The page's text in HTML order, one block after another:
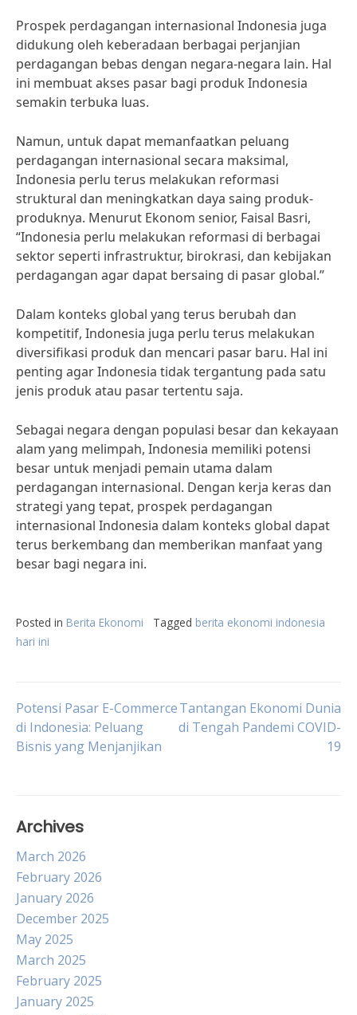
Prospek perdagangan internasional Indonesia juga
didukung oleh keberadaan berbagai perjanjian
perdagangan bebas dengan negara-negara lain. Hal
ini membuat akses pasar bagi produk Indonesia
semakin terbuka luas.
Namun, untuk dapat memanfaatkan peluang
perdagangan internasional secara maksimal,
Indonesia perlu terus melakukan reformasi
struktural dan meningkatkan daya saing produk-
produknya. Menurut Ekonom senior, Faisal Basri,
“Indonesia perlu melakukan reformasi di berbagai
sektor seperti infrastruktur, birokrasi, dan kebijakan
perdagangan agar dapat bersaing di pasar global.”
Dalam konteks global yang terus berubah dan
kompetitif, Indonesia juga perlu terus melakukan
diversifikasi produk dan mencari pasar baru. Hal ini
penting agar Indonesia tidak tergantung pada satu
jenis produk atau pasar tertentu saja.
Sebagai negara dengan populasi besar dan kekayaan
alam yang melimpah, Indonesia memiliki potensi
besar untuk menjadi pemain utama dalam
perdagangan internasional. Dengan kerja keras dan
strategi yang tepat, prospek perdagangan
internasional Indonesia dalam konteks global dapat
terus berkembang dan memberikan manfaat yang
besar bagi negara ini.
Posted in Berita Ekonomi Tagged berita ekonomi indonesia
hari ini
Post
navigation
Potensi Pasar E-Commerce
di Indonesia: Peluang
Bisnis yang Menjanjikan
Tantangan Ekonomi Dunia
di Tengah Pandemi COVID-
19
Archives
March 2026
February 2026
January 2026
December 2025
May 2025
March 2025
February 2025
January 2025